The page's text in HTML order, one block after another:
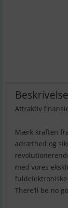
Beskrivelse
Attraktiv
Mærk kraften
adræthed og
med vores
There’ll be no